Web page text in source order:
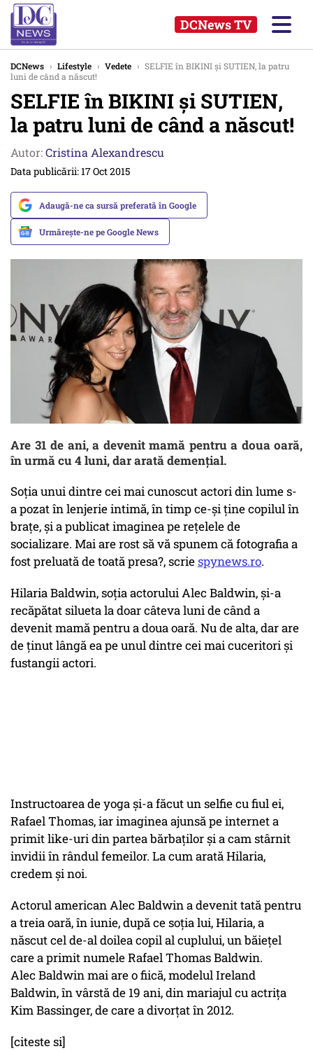
DCNews TV
DCNews › Lifestyle › Vedete › SELFIE în BIKINI şi SUTIEN, la patru
luni de când a născut!
SELFIE în BIKINI şi SUTIEN,
la patru luni de când a născut!
Autor:Cristina Alexandrescu
Data publicării: 17 Oct 2015
Adaugă-ne ca sursă preferată în Google
Urmărește-ne pe Google News
Are 31 de ani, a devenit mamă pentru a doua oară,
în urmă cu 4 luni, dar arată demenţial.
Soţia unui dintre cei mai cunoscut actori din lume s-
a pozat în lenjerie intimă, în timp ce-şi ţine copilul în
braţe, şi a publicat imaginea pe reţelele de
socializare. Mai are rost să vă spunem că fotografia a
fost preluată de toată presa?, scriespynews.ro.
Hilaria Baldwin, soţia actorului Alec Baldwin, şi-a
recăpătat silueta la doar câteva luni de când a
devenit mamă pentru a doua oară. Nu de alta, dar are
de ţinut lângă ea pe unul dintre cei mai cuceritori şi
fustangii actori.
Instructoarea de yoga şi-a făcut un selfie cu fiul ei,
Rafael Thomas, iar imaginea ajunsă pe internet a
primit like-uri din partea bărbaţilor şi a cam stârnit
invidii în rândul femeilor. La cum arată Hilaria,
credem şi noi.
Actorul american Alec Baldwin a devenit tată pentru
a treia oară, în iunie, după ce soţia lui, Hilaria, a
născut cel de-al doilea copil al cuplului, un băieţel
care a primit numele Rafael Thomas Baldwin.
Alec Baldwin mai are o fiică, modelul Ireland
Baldwin, în vârstă de 19 ani, din mariajul cu actriţa
Kim Bassinger, de care a divorţat în 2012.
[citeste si]